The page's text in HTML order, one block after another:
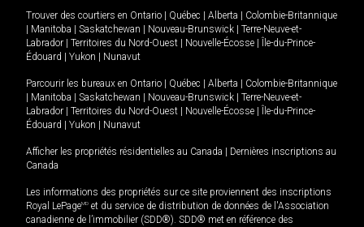
Trouver des courtiers en Ontario Québec Alberta
Colombie-Britannique
Manitoba Saskatchewan Nouveau-Brunswick
Terre-Neuve-et-
Labrador
Territoires du Nord-Ouest Nouvelle-Écosse
Île-du-Prince-
Édouard
Yukon Nunavut
Parcourir les bureaux en Ontario Québec Alberta
Colombie-Britannique
Manitoba Saskatchewan Nouveau-Brunswick
Terre-Neuve-et-
Labrador
Territoires du Nord-Ouest Nouvelle-Écosse
Île-du-Prince-
Édouard
Yukon Nunavut
Afficher les propriétés résidentielles au Canada
Dernières inscriptions au
Canada
Les informations des propriétés sur ce site proviennent des inscriptions
Royal LePageMD et du service de distribution de données de l'Association
canadienne de l’immobilier (SDD®). SDD® met en référence des